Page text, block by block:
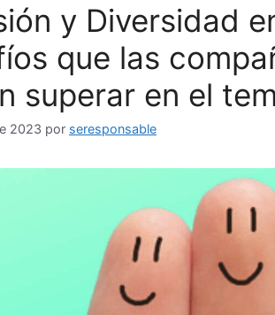
y Diversidad
que las
superar en el
2023 por seresponsable